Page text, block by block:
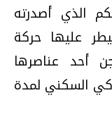
الذي أصدرته
عليها حركة
2007 - بسجن أحد عناصرها
السكني لمدة